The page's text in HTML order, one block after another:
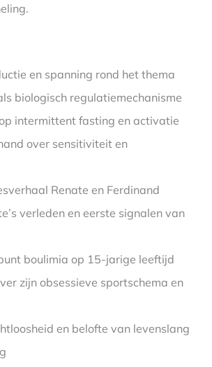
en spanning rond het thema
biologisch regulatiemechanisme
intermittent fasting en activatie
over sensitiviteit en
Renate en Ferdinand
verleden en eerste signalen van
boulimia op 15-jarige leeftijd
zijn obsessieve sportschema en
en belofte van levenslang